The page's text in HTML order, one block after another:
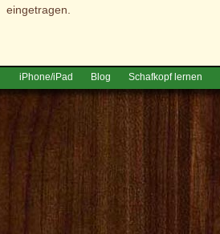
eingetragen.
iPhone/iPad Blog Schafkopf lernen